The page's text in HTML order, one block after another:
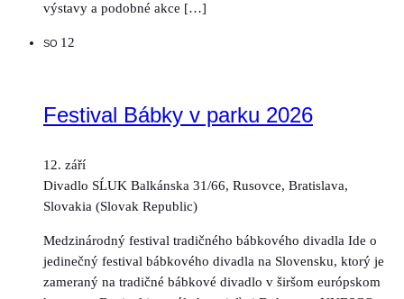
výstavy a podobné akce […]
SO 12
Festival Bábky v parku 2026
12. září
Divadlo SĹUK Balkánska 31/66, Rusovce, Bratislava,
Slovakia (Slovak Republic)
Medzinárodný festival tradičného bábkového divadla Ide o
jedinečný festival bábkového divadla na Slovensku, ktorý je
zameraný na tradičné bábkové divadlo v širšom európskom